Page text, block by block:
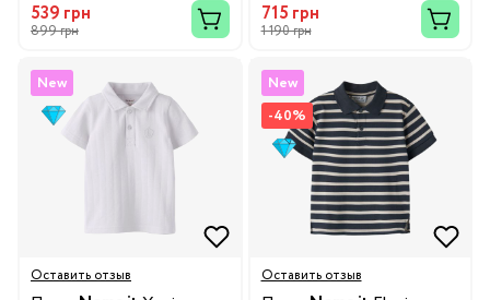
539 грн
899 грн
715 грн
1 190 грн
New
Оставить отзыв
New
-40%
Оставить отзыв